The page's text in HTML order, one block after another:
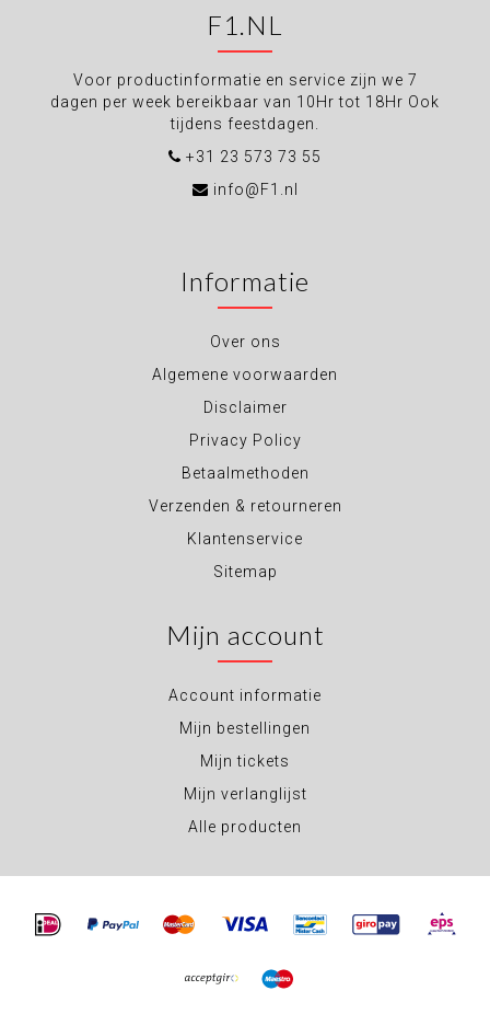
F1.NL
Voor productinformatie en service zijn we 7
dagen per week bereikbaar van 10Hr tot 18Hr Ook
tijdens feestdagen.
+31 23 573 73 55
info@F1.nl
Informatie
Over ons
Algemene voorwaarden
Disclaimer
Privacy Policy
Betaalmethoden
Verzenden & retourneren
Klantenservice
Sitemap
Mijn account
Account informatie
Mijn bestellingen
Mijn tickets
Mijn verlanglijst
Alle producten